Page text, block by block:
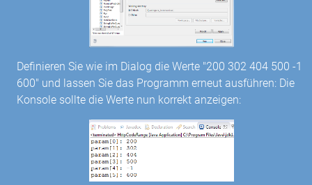
Definieren Sie wie im Dialog die Werte "200 302 404 500 -1
600" und lassen Sie das Programm erneut ausführen: Die
Konsole sollte die Werte nun korrekt anzeigen: